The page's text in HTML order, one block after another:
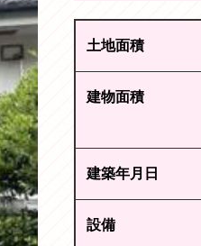
土地面積
建物面積
建築年月日
設備